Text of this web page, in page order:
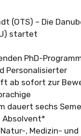
(OTS) – Die
startet
PhD-
Personalisierter
ab sofort zur
dauert sechs
Absolvent*
, Medizin- und